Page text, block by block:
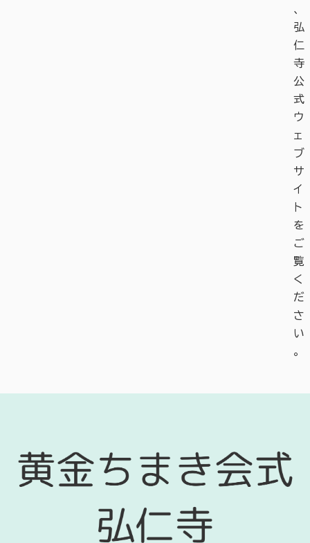
、
弘
仁
寺
公
式
ウ
ェ
ブ
サ
イ
ト
を
ご
覧
く
だ
さ
い
。